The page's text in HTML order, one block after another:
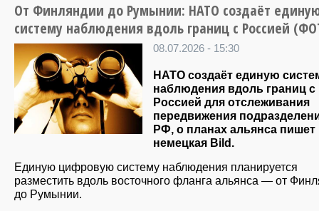
От Финляндии до Румынии: НАТО создаёт
систему наблюдения вдоль границ с Россией
08.07.2026 - 15:30
НАТО создаёт единую
наблюдения вдоль границ с
Россией для отслеживания
передвижения
РФ, о планах альянса пишет
немецкая Bild.
Единую цифровую систему наблюдения планируется
разместить вдоль восточного фланга альянса — от
до Румынии.